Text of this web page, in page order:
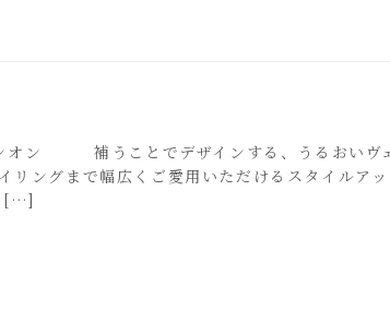
オン 補うことでデザインする、うるおいヴェ
リングまで幅広くご愛用いただけるスタイルア
[…]